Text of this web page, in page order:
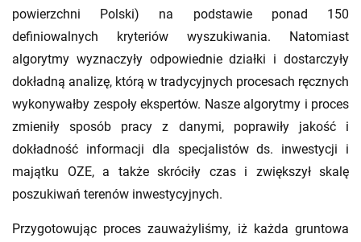
powierzchni Polski) na podstawie ponad 150
definiowalnych kryteriów wyszukiwania. Natomiast
algorytmy wyznaczyły odpowiednie działki i dostarczyły
dokładną analizę, którą w tradycyjnych procesach ręcznych
wykonywałby zespoły ekspertów. Nasze algorytmy i proces
zmieniły sposób pracy z danymi, poprawiły jakość i
dokładność informacji dla specjalistów ds. inwestycji i
majątku OZE, a także skróciły czas i zwiększył skalę
poszukiwań terenów inwestycyjnych.
Przygotowując proces zauważyliśmy, iż każda gruntowa